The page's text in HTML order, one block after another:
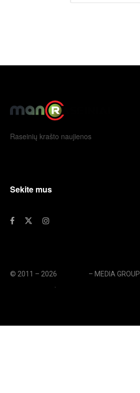
Raseinių krašto naujienos
Sekite mus
© 2011 – 2026 – MEDIA GROUP
.